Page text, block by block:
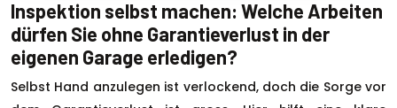
Inspektion selbst machen: Welche Arbeiten
dürfen Sie ohne Garantieverlust in der
eigenen Garage erledigen?
Selbst Hand anzulegen ist verlockend, doch die Sorge vor